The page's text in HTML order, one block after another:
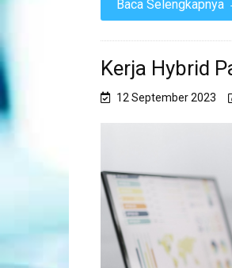
Baca Selengkapnya
Kerja Hybrid
12 September 2023